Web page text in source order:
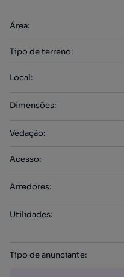
Área:
Tipo de terreno:
Local:
Dimensões:
Vedação:
Acesso:
Arredores:
Utilidades:
Tipo de anunciante: